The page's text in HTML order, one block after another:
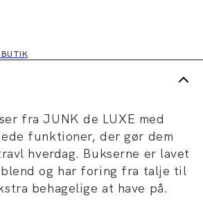
fra JUNK de LUXE med
funktioner, der gør dem
hverdag. Bukserne er lavet
og har foring fra talje til
behagelige at have på.